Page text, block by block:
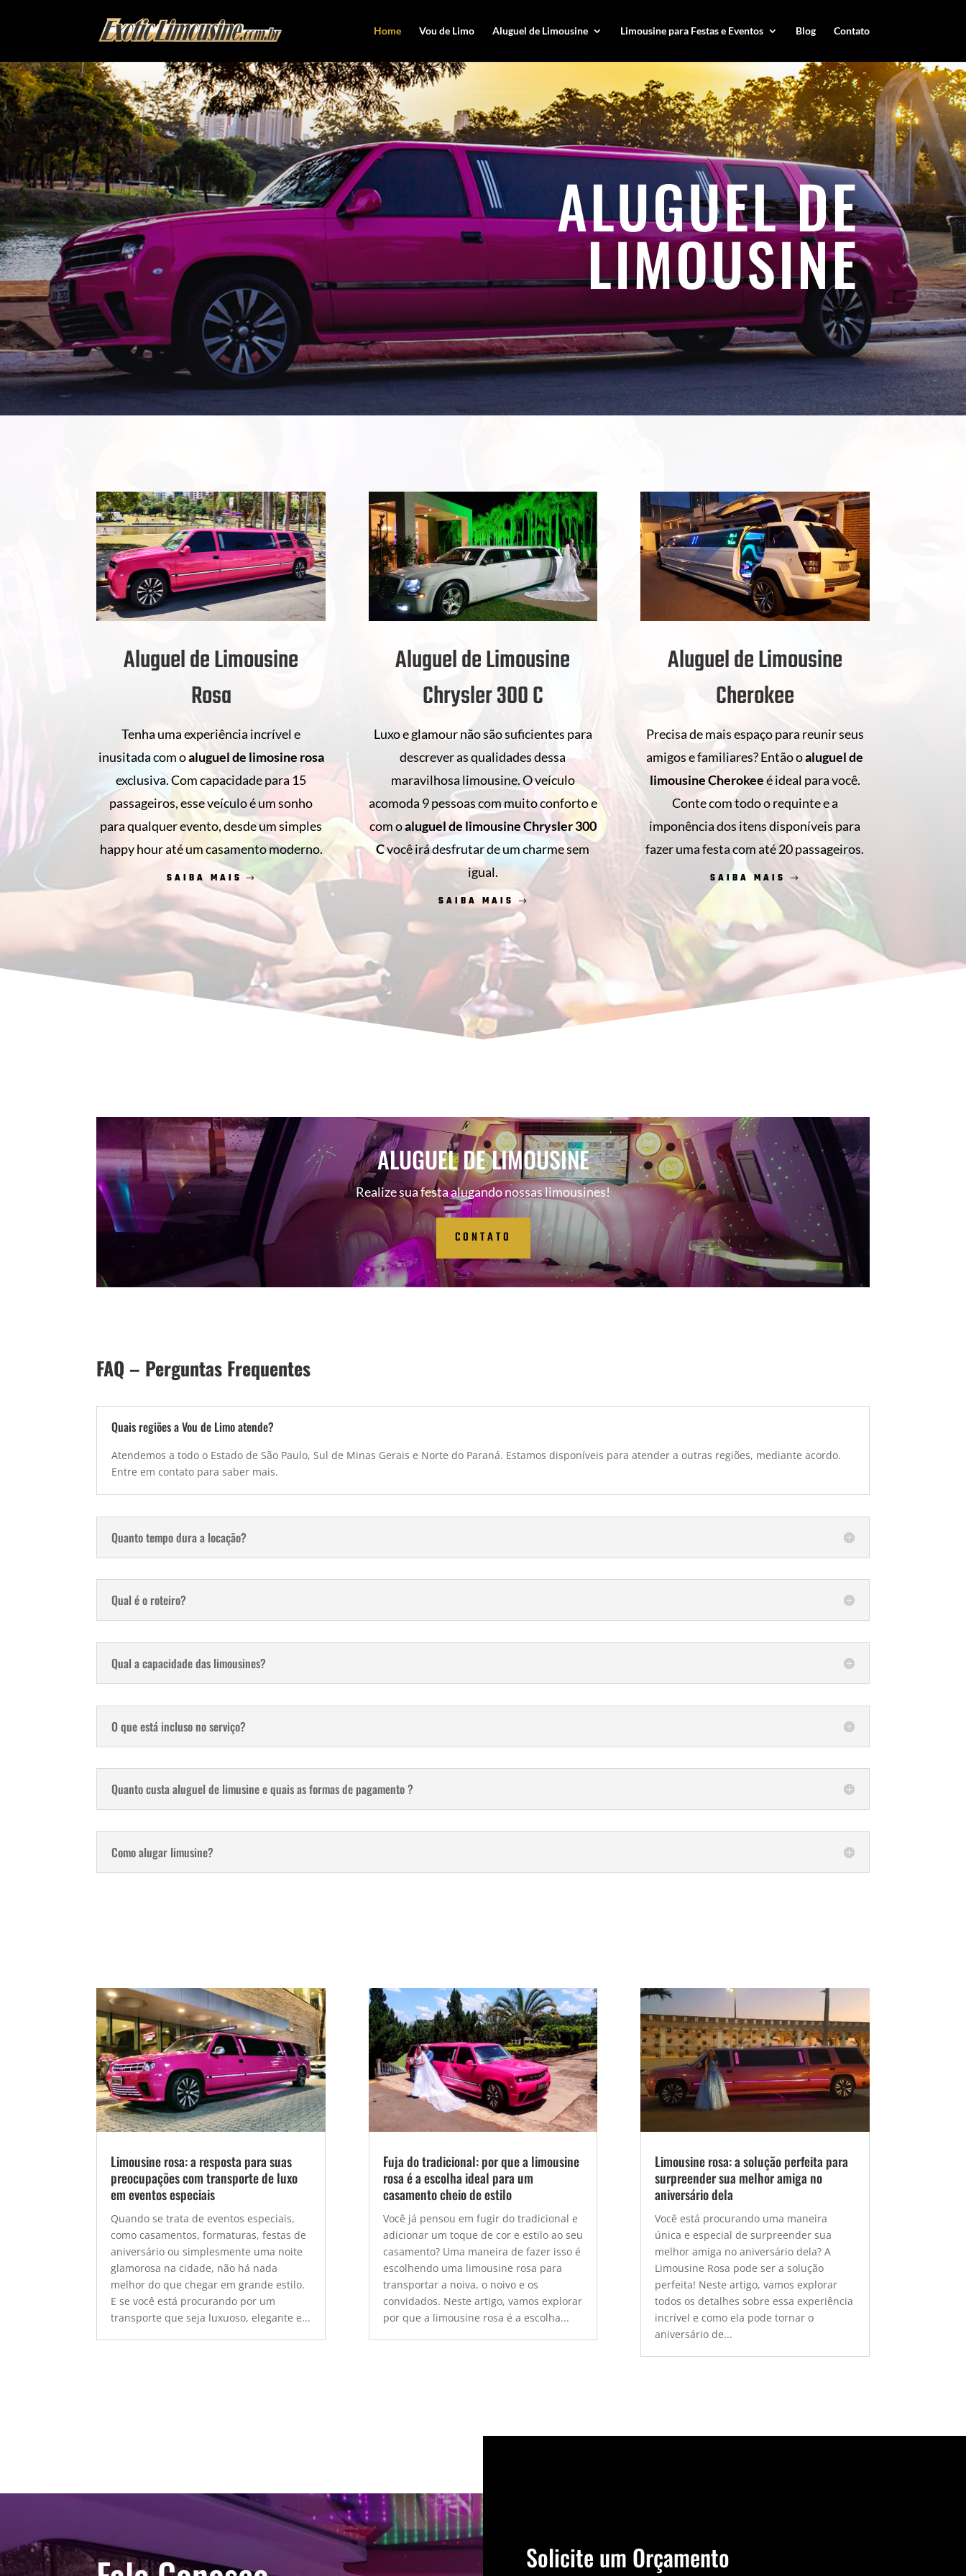
Home Vou de Limo Aluguel de Limousine Limousine para Festas e Eventos Blog Contato
ALUGUEL DE
LIMOUSINE
Aluguel de Limousine
Rosa
Tenha uma experiência incrível e
inusitada com oaluguel de limosine rosa
exclusiva. Com capacidade para 15
passageiros, esse veículo é um sonho
para qualquer evento, desde um simples
happy hour até um casamento moderno.
SAIBA MAIS
Aluguel de Limousine
Chrysler 300 C
Luxo e glamour não são suficientes para
descrever as qualidades dessa
maravilhosa limousine. O veículo
acomoda 9 pessoas com muito conforto e
com oaluguel de limousine Chrysler 300
Cvocê irá desfrutar de um charme sem
igual.
SAIBA MAIS
Aluguel de Limousine
Cherokee
Precisa de mais espaço para reunir seus
amigos e familiares? Então oaluguel de
limousine Cherokeeé ideal para você.
Conte com todo o requinte e a
imponência dos itens disponíveis para
fazer uma festa com até 20 passageiros.
SAIBA MAIS
ALUGUEL DE LIMOUSINE
Realize sua festa alugando nossas limousines!
CONTATO
FAQ – Perguntas Frequentes
Quais regiões a Vou de Limo atende?
Atendemos a todo o Estado de São Paulo, Sul de Minas Gerais e Norte do Paraná. Estamos disponíveis para atender a outras regiões, mediante acordo.
Entre em contato para saber mais.
Quanto tempo dura a locação?
Qual é o roteiro?
Qual a capacidade das limousines?
O que está incluso no serviço?
Quanto custa aluguel de limusine e quais as formas de pagamento ?
Como alugar limusine?
Limousine rosa: a resposta para suas
preocupações com transporte de luxo
em eventos especiais
Quando se trata de eventos especiais,
como casamentos, formaturas, festas de
aniversário ou simplesmente uma noite
glamorosa na cidade, não há nada
melhor do que chegar em grande estilo.
E se você está procurando por um
transporte que seja luxuoso, elegante e...
Fuja do tradicional: por que a limousine
rosa é a escolha ideal para um
casamento cheio de estilo
Você já pensou em fugir do tradicional e
adicionar um toque de cor e estilo ao seu
casamento? Uma maneira de fazer isso é
escolhendo uma limousine rosa para
transportar a noiva, o noivo e os
convidados. Neste artigo, vamos explorar
por que a limousine rosa é a escolha...
Limousine rosa: a solução perfeita para
surpreender sua melhor amiga no
aniversário dela
Você está procurando uma maneira
única e especial de surpreender sua
melhor amiga no aniversário dela? A
Limousine Rosa pode ser a solução
perfeita! Neste artigo, vamos explorar
todos os detalhes sobre essa experiência
incrível e como ela pode tornar o
aniversário de...
Solicite um Orçamento